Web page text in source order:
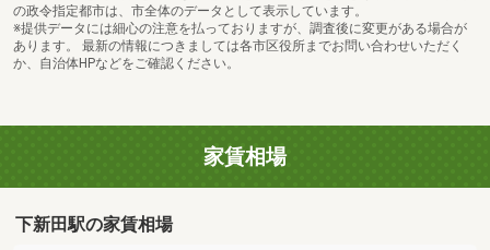
の政令指定都市は、市全体のデータとして表示しています。
※提供データには細心の注意を払っておりますが、調査後に変更がある場合が
あります。 最新の情報につきましては各市区役所までお問い合わせいただく
か、自治体HPなどをご確認ください。
家賃相場
下新田駅の家賃相場